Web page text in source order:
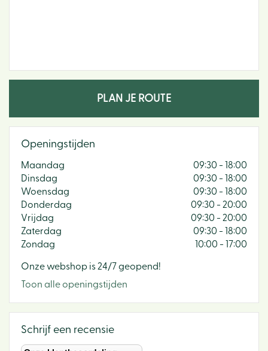
PLAN JE ROUTE
Openingstijden
Maandag
09:30 - 18:00
Dinsdag
09:30 - 18:00
Woensdag
09:30 - 18:00
Donderdag
09:30 - 20:00
Vrijdag
09:30 - 20:00
Zaterdag
09:30 - 18:00
Zondag
10:00 - 17:00
Onze webshop is 24/7 geopend!
Toon alle openingstijden
Schrijf een recensie